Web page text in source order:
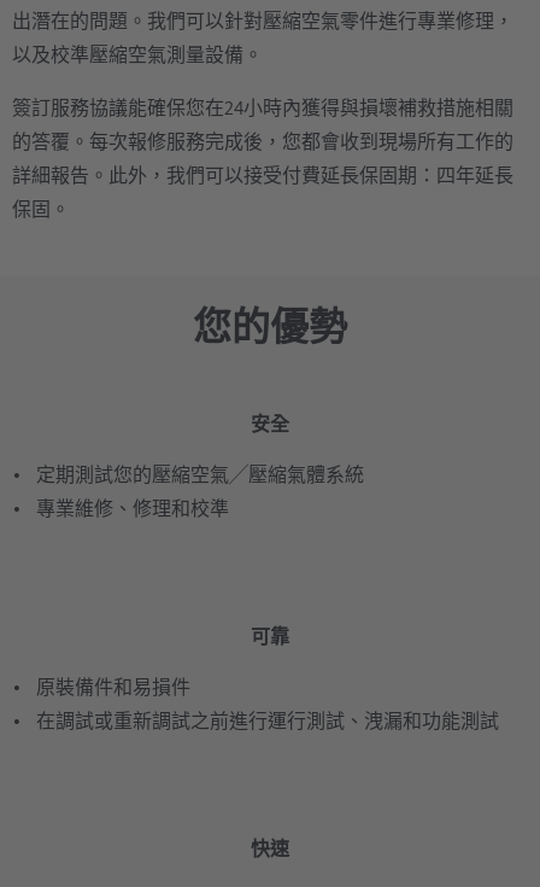
出潛在的問題。我們可以針對壓縮空氣零件進行專業修理，
以及校準壓縮空氣測量設備。
簽訂服務協議能確保您在24小時內獲得與損壞補救措施相關
的答覆。每次報修服務完成後，您都會收到現場所有工作的
詳細報告。此外，我們可以接受付費延長保固期：四年延長
保固。
您的優勢
安全
定期測試您的壓縮空氣╱壓縮氣體系統
專業維修、修理和校準
可靠
原裝備件和易損件
在調試或重新調試之前進行運行測試、洩漏和功能測試
快速